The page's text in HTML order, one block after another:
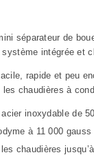
séparateur de
système intégrée et
rapide et peu
chaudières à
inoxydable de
à 11 000 gauss
chaudières